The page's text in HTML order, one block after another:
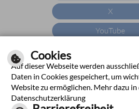
X
YouTube
Impressum|Hilfe|Inhalt
Barrierefreiheit
Cookies
Auf dieser Webseite werden
Daten in Cookies gespeichert, um
Website zu ermöglichen. Mehr dazu in
Datenschutzerklärung